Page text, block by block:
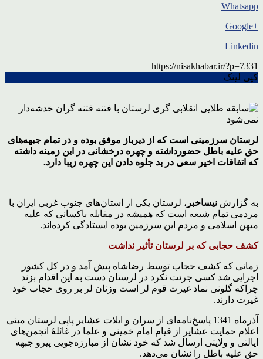
Whatsapp
+Google
Linkedin
https://nisakhabar.ir/?p=7331
کپی لینک
لرستان سرزمینی است که از دیرباز موفق بوده و در تمام جبهه‌های
حق علیه باطل حضورداشته و چهره درخشانی در این زمینه داشته
که اتفاقات اخیر سعی در بد جلوه دادن این چهره زیبا دارد.
به گزارش نیساخبر ، لرستان یکی از استان‌های جنوب غربی ایران با
مردمی تمام شیعه است که همیشه در مقابله باکسانی که علیه
میهن اسلامی و مردم این سرزمین بوده ایستادگی کرده‌اند.
کشف حجابی که بر لرستان تأثیر نداشت
زمانی که کشف حجاب توسط رضاشاه پیش آمد و در کل کشور
اجرایی شد کسی جرئت نکرد در لرستان دست به این اقدام بزند
چراکه گلونی نماد غیرت قوم لر است وزنان لر بر روی حجاب خود
غیرت دارند.
آذرماه 1341 پاسخ‌نامه‌ای از سران و ایلات عشایر پاپی لرستان مبنی
اعلام حمایت عشایر از قیام امام خمینی و علما در غائلۀ انجمن‌های
ایالتی و ولایتی‌ ارسال شد که خود نشان از مبارزه‌جویی پیرو جبهه
حق علیه باطل را نشان می‌دهد.